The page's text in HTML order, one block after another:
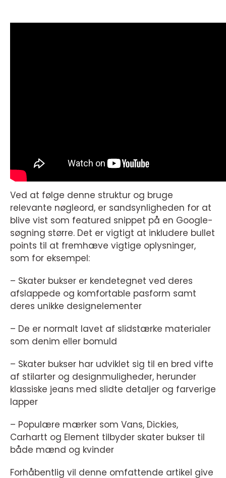
Ved at følge denne struktur og bruge
relevante nøgleord, er sandsynligheden for at
blive vist som featured snippet på en Google-
søgning større. Det er vigtigt at inkludere bullet
points til at fremhæve vigtige oplysninger,
som for eksempel:
– Skater bukser er kendetegnet ved deres
afslappede og komfortable pasform samt
deres unikke designelementer
– De er normalt lavet af slidstærke materialer
som denim eller bomuld
– Skater bukser har udviklet sig til en bred vifte
af stilarter og designmuligheder, herunder
klassiske jeans med slidte detaljer og farverige
lapper
– Populære mærker som Vans, Dickies,
Carhartt og Element tilbyder skater bukser til
både mænd og kvinder
Forhåbentlig vil denne omfattende artikel give